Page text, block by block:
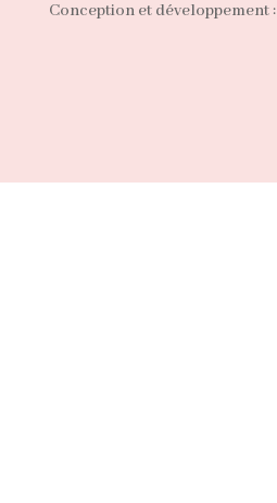
Conception et développement :